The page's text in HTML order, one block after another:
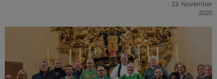
23. November
2020